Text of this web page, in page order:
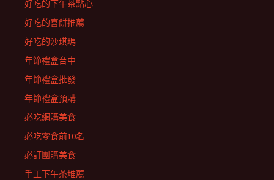
好吃的下午茶點心
好吃的喜餅推薦
好吃的沙琪瑪
年節禮盒台中
年節禮盒批發
年節禮盒預購
必吃網購美食
必吃零食前10名
必訂團購美食
手工下午茶堆薦